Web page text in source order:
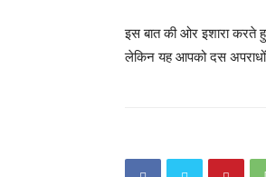
इस बात की ओर इशारा करते
लेकिन यह आपको दस